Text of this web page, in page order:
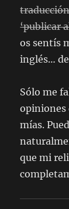
‘publicar
os sentís
inglés…
Sólo me
opiniones
mías.
que mi